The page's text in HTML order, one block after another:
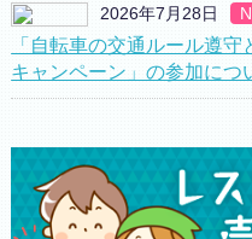
2026年7月28日
「自転車の交通ルール遵
キャンペーン」の参加につ